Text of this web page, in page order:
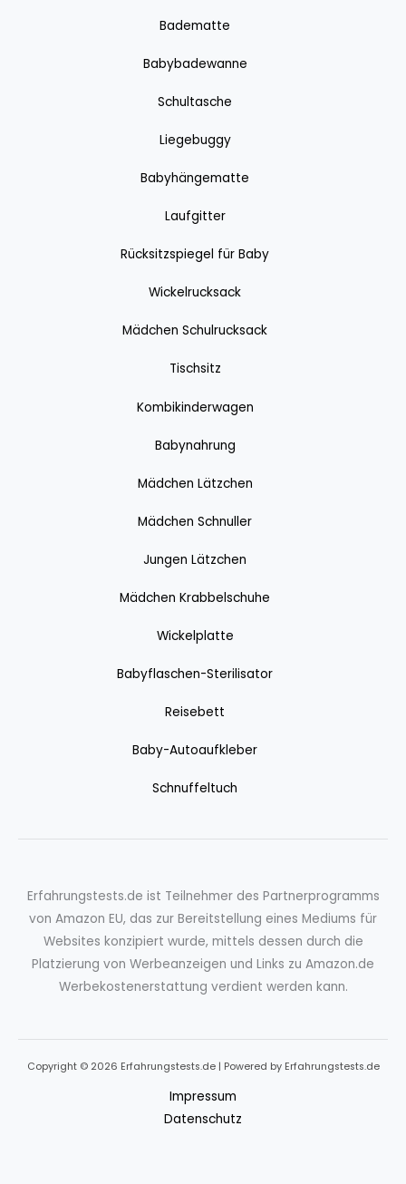
Badematte
Babybadewanne
Schultasche
Liegebuggy
Babyhängematte
Laufgitter
Rücksitzspiegel für Baby
Wickelrucksack
Mädchen Schulrucksack
Tischsitz
Kombikinderwagen
Babynahrung
Mädchen Lätzchen
Mädchen Schnuller
Jungen Lätzchen
Mädchen Krabbelschuhe
Wickelplatte
Babyflaschen-Sterilisator
Reisebett
Baby-Autoaufkleber
Schnuffeltuch
Erfahrungstests.de ist Teilnehmer des Partnerprogramms
von Amazon EU, das zur Bereitstellung eines Mediums für
Websites konzipiert wurde, mittels dessen durch die
Platzierung von Werbeanzeigen und Links zu Amazon.de
Werbekostenerstattung verdient werden kann.
Copyright © 2026 Erfahrungstests.de | Powered by Erfahrungstests.de
Impressum
Datenschutz